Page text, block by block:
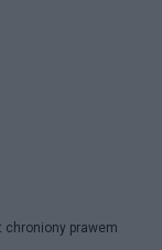
chroniony prawem